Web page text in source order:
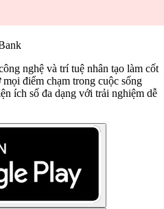
nghệ và trí tuệ nhân tạo làm cốt
điểm chạm trong cuộc sống
ích số đa dạng với trải nghiệm dễ